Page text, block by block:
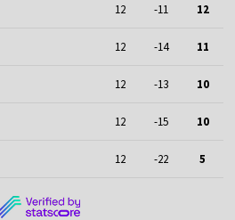
12 -11 12
12 -14 11
12 -13 10
12 -15 10
12 -22 5